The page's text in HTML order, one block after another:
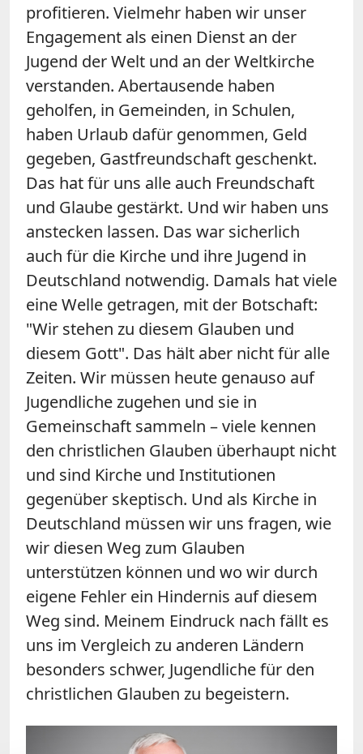
profitieren. Vielmehr haben wir unser
Engagement als einen Dienst an der
Jugend der Welt und an der Weltkirche
verstanden. Abertausende haben
geholfen, in Gemeinden, in Schulen,
haben Urlaub dafür genommen, Geld
gegeben, Gastfreundschaft geschenkt.
Das hat für uns alle auch Freundschaft
und Glaube gestärkt. Und wir haben uns
anstecken lassen. Das war sicherlich
auch für die Kirche und ihre Jugend in
Deutschland notwendig. Damals hat viele
eine Welle getragen, mit der Botschaft:
"Wir stehen zu diesem Glauben und
diesem Gott". Das hält aber nicht für alle
Zeiten. Wir müssen heute genauso auf
Jugendliche zugehen und sie in
Gemeinschaft sammeln – viele kennen
den christlichen Glauben überhaupt nicht
und sind Kirche und Institutionen
gegenüber skeptisch. Und als Kirche in
Deutschland müssen wir uns fragen, wie
wir diesen Weg zum Glauben
unterstützen können und wo wir durch
eigene Fehler ein Hindernis auf diesem
Weg sind. Meinem Eindruck nach fällt es
uns im Vergleich zu anderen Ländern
besonders schwer, Jugendliche für den
christlichen Glauben zu begeistern.